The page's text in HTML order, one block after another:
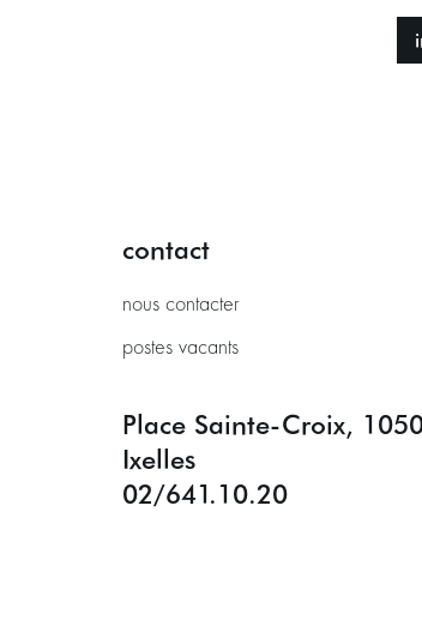
contact
nous contacter
postes vacants
Place Sainte-Croix,
Ixelles
02/641.10.20